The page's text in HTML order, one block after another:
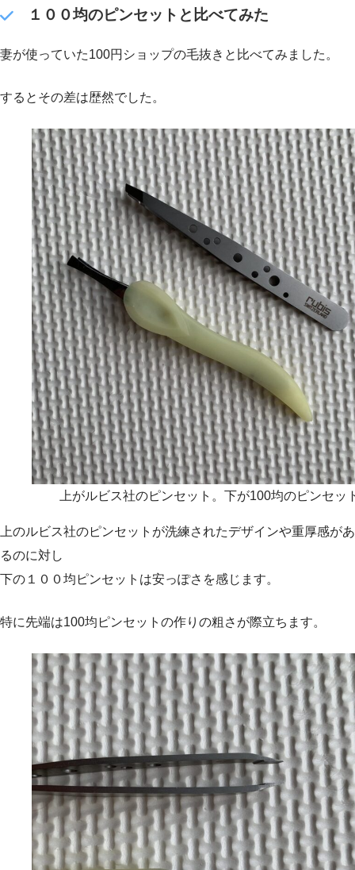
１００均のピンセットと比べてみた
妻が使っていた100円ショップの毛抜きと比べてみました。
するとその差は歴然でした。
上がルビス社のピンセット。下が100均のピンセッ
上のルビス社のピンセットが洗練されたデザインや重厚感があ
るのに対し
下の１００均ピンセットは安っぽさを感じます。
特に先端は100均ピンセットの作りの粗さが際立ちます。